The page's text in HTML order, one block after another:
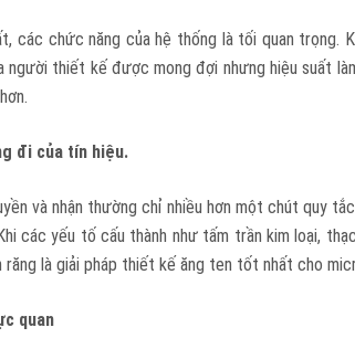
các chức năng của hệ thống là tối quan
người thiết kế được mong đợi nhưng hiệu suất
đi của tín hiệu.
và nhận thường chỉ nhiều hơn một chút quy
các yếu tố cấu thành như tấm trần kim loại,
là giải pháp thiết kế ăng ten tốt nhất cho
quan